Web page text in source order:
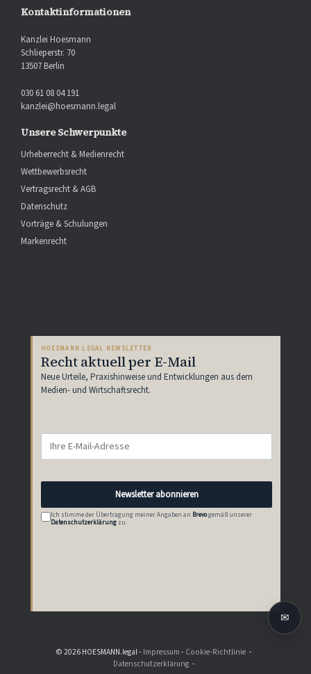
Kontaktinformationen
Kanzlei Hoesmann
Schlieperstr. 70
13507 Berlin
030 61 08 04 191
kanzlei@hoesmann.legal
Unsere Schwerpunkte
Urheberrecht & Medienrecht
Wettbewerbsrecht
Vertragsrecht & AGB
Datenschutz
Vorträge & Schulungen
Markenrecht
HOESMANN.LEGAL NEWSLETTER
Recht aktuell per E-Mail
Neue Urteile, Praxishinweise und Entwicklungen aus dem
Medien- und Wirtschaftsrecht.
Newsletter abonnieren
Ich stimme der Übertragung meiner Angaben an Brevogemäß unserer
Datenschutzerklärung zu.
© 2026 HOESMANN.legal - Impressum- Cookie-Richtlinie
Datenschutzerklärung
✉